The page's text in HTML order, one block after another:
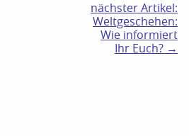
nächster Artikel:
Weltgeschehen:
Wie informiert
Ihr Euch? →